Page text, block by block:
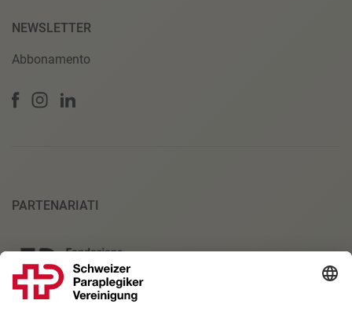
NEWSLETTER
Abbonamento
PARTENARIATI